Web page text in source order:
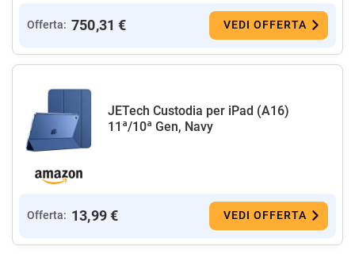
Offerta: 750,31 € VEDI OFFERTA
JETech Custodia per iPad (A16)
11ª/10ª Gen, Navy
Offerta: 13,99 € VEDI OFFERTA